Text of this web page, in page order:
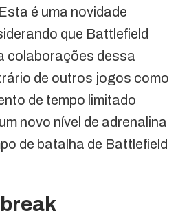
é uma novidade
que Battlefield
colaborações dessa
de outros jogos como
de tempo limitado
novo nível de adrenalina
de batalha de Battlefield